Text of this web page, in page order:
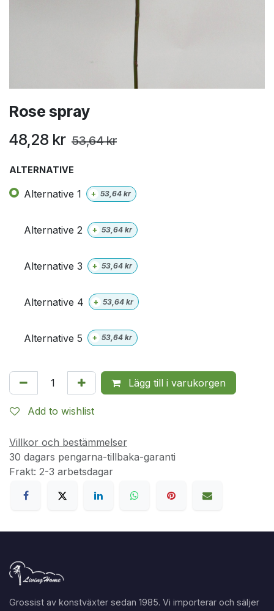
Rose spray
48,28 kr 53,64kr
ALTERNATIVE
Alternative 1 + 53,64 kr
Alternative 2 + 53,64 kr
Alternative 3 + 53,64 kr
Alternative 4 + 53,64 kr
Alternative 5 + 53,64 kr
Lägg till i varukorgen
Add to wishlist
Villkor och bestämmelser
30 dagars pengarna-tillbaka-garanti
Frakt: 2-3 arbetsdagar
Grossist av konstväxter sedan 1985. Vi importerar och säljer